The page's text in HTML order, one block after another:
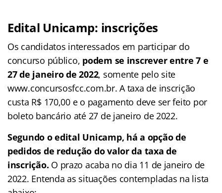
Edital Unicamp: inscrições
Os candidatos interessados em participar do
concurso público, podem se inscrever entre 7 e
27 de janeiro de 2022, somente pelo site
www.concursosfcc.com.br. A taxa de inscrição
custa R$ 170,00 e o pagamento deve ser feito por
boleto bancário até 27 de janeiro de 2022.
Segundo o edital Unicamp, há a opção de
pedidos de redução do valor da taxa de
inscrição. O prazo acaba no dia 11 de janeiro de
2022. Entenda as situações contempladas na lista